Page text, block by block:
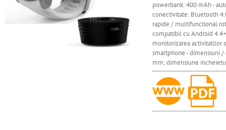
powerbank: 400 mAh -
conectivitate: Bluetooth
rapide / multifunctional
compatibil cu Android
monitorizarea activitatilor
smartphone - dimensiuni
mm; dimensiune